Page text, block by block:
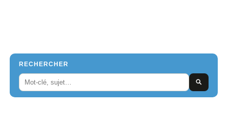
RECHERCHER